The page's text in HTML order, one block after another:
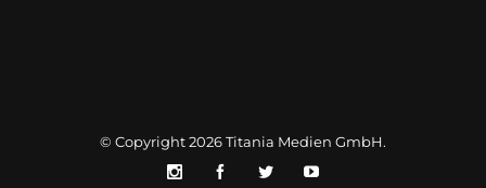
© Copyright 2026Titania Medien GmbH.